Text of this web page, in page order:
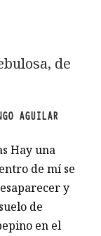
de
AGUILAR
Hay una
de mí se
y
de
en el